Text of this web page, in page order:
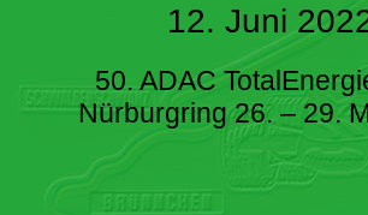
12. Juni
50. ADAC
Nürburgring 26. – 29.